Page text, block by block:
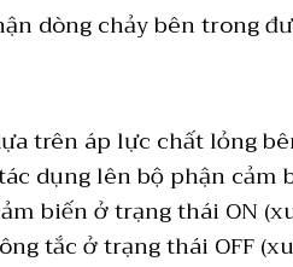
dòng chảy bên trong
trên áp lực chất lỏng
dụng lên bộ phận cảm
biến ở trạng thái ON
tắc ở trạng thái OFF